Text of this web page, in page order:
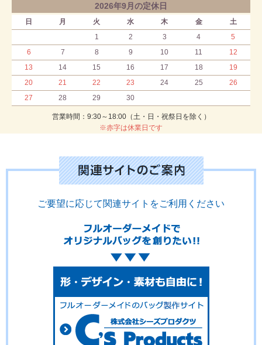
2026年9月の定休日
日 月 火 水 木 金
土
1
2 3 4
5
6
7 8 9 10 11
12
13
14 15 16 17 18
19
20
21 22 23 24 25
26
27
28 29 30
営業時間：9:30～18:00（土・日・祝祭日を除く）
※赤字は休業日です
ご要望に応じて関連サイトをご利用ください